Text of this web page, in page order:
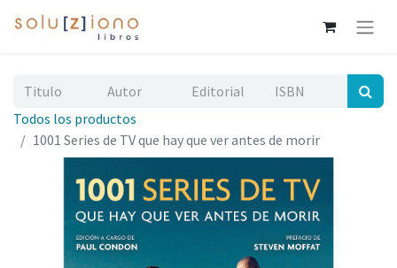
Todos los productos
1001 Series de TV que hay que ver antes de morir